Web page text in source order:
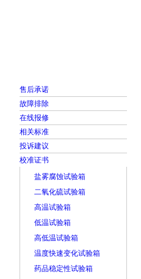
售后承诺
故障排除
在线报修
相关标准
投诉建议
校准证书
盐雾腐蚀试验箱
二氧化硫试验箱
高温试验箱
低温试验箱
高低温试验箱
温度快速变化试验箱
药品稳定性试验箱